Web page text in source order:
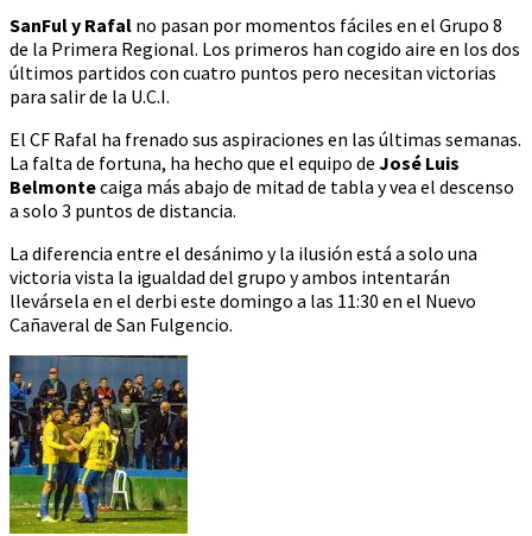
SanFul y Rafal no pasan por momentos fáciles en el Grupo 8
de la Primera Regional. Los primeros han cogido aire en los dos
últimos partidos con cuatro puntos pero necesitan victorias
para salir de la U.C.I.
El CF Rafal ha frenado sus aspiraciones en las últimas semanas.
La falta de fortuna, ha hecho que el equipo de José Luis
Belmontecaiga más abajo de mitad de tabla y vea el descenso
a solo 3 puntos de distancia.
La diferencia entre el desánimo y la ilusión está a solo una
victoria vista la igualdad del grupo y ambos intentarán
llevársela en el derbi este domingo a las 11:30 en el Nuevo
Cañaveral de San Fulgencio.